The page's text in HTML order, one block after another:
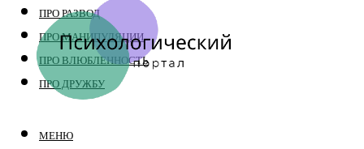
ПРО РАЗВОД
ПРО МАНИПУЛЯЦИИ
ПРО ВЛЮБЛЕННОСТЬ
ПРО ДРУЖБУ
МЕНЮ